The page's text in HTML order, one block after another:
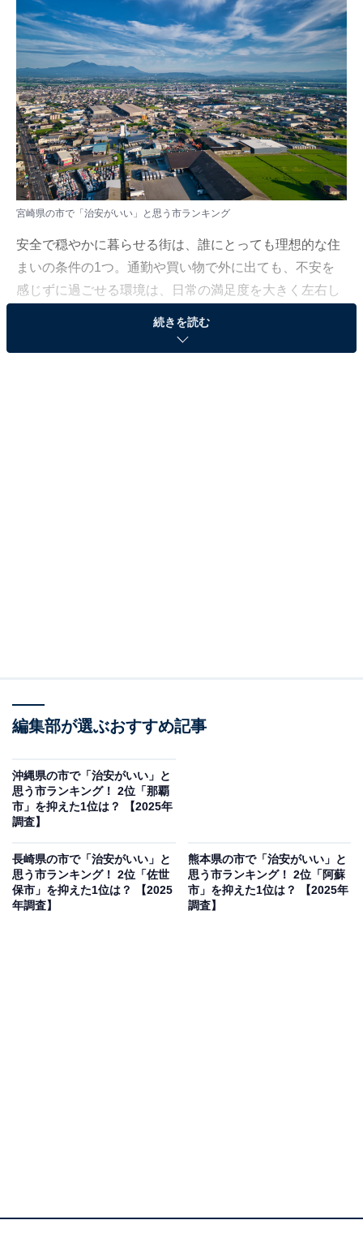
宮崎県の市で「治安がいい」と思う市ランキング
安全で穏やかに暮らせる街は、誰にとっても理想的な住
まいの条件の1つ。通勤や買い物で外に出ても、不安を
感じずに過ごせる環境は、日常の満足度を大きく左右し
ます。では、そんな「治安の良さ」で注目される街はど
基盤が、都市圏でありながらも落ち着いているという評
育て支援が手厚い環境も、いい印象になってると考えら
れます。
るから」（20代女性／東京都）、「子育て世帯にも人気
が高いとされているので犯罪は少ないように思います」
（50代女性／大阪府）、「住みたい町ランキングにも上
続きを読む
編集部が選ぶおすすめ記事
沖縄県の市で「治安がいい」と
思う市ランキング！ 2位「那覇
市」を抑えた1位は？ 【2025年
調査】
長崎県の市で「治安がいい」と
思う市ランキング！ 2位「佐世
保市」を抑えた1位は？ 【2025
年調査】
熊本県の市で「治安がいい」と
思う市ランキング！ 2位「阿蘇
市」を抑えた1位は？ 【2025年
調査】